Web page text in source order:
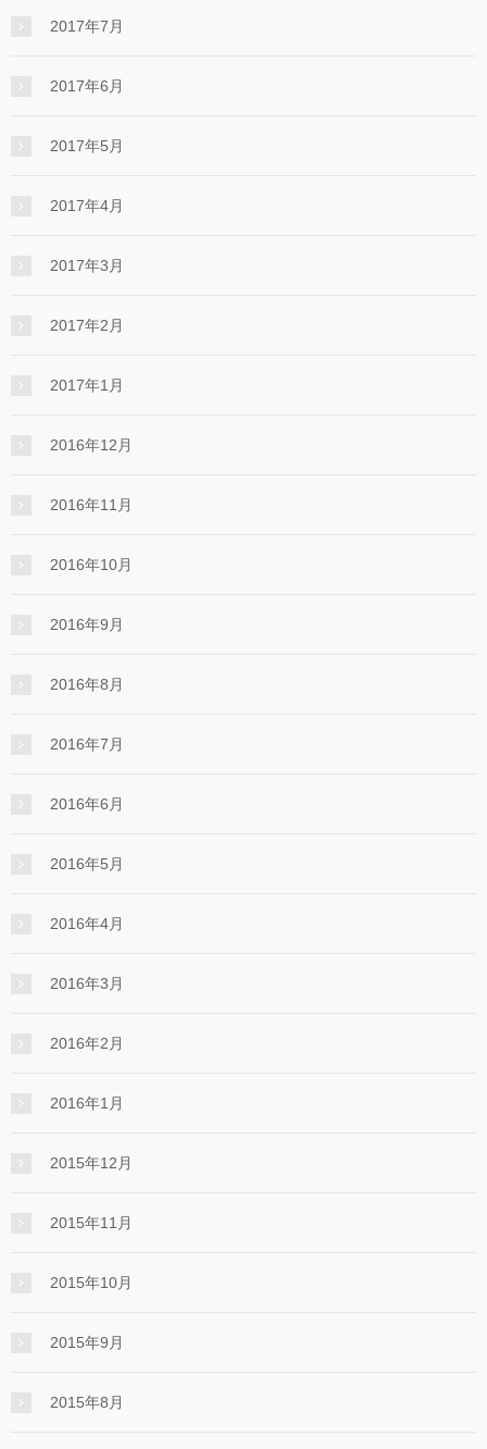
2017年7月
2017年6月
2017年5月
2017年4月
2017年3月
2017年2月
2017年1月
2016年12月
2016年11月
2016年10月
2016年9月
2016年8月
2016年7月
2016年6月
2016年5月
2016年4月
2016年3月
2016年2月
2016年1月
2015年12月
2015年11月
2015年10月
2015年9月
2015年8月